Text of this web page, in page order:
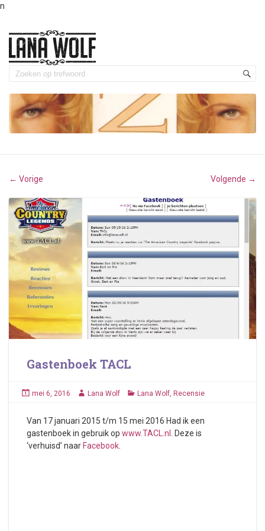
n
← Vorige Volgende →
Gastenboek TACL
mei 6, 2016 Lana Wolf Lana Wolf, Recensie
Van 17 januari 2015 t/m 15 mei 2016 Had ik een
gastenboek in gebruik op www.TACL.nl . Deze is
‘verhuisd’ naar Facebook.